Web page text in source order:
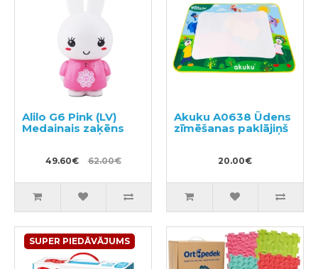
Alilo G6 Pink (LV)
Medainais zaķēns
49.60€ 62.00€
Akuku A0638 Ūdens
zīmēšanas paklājiņš
20.00€
SUPER PIEDĀVĀJUMS